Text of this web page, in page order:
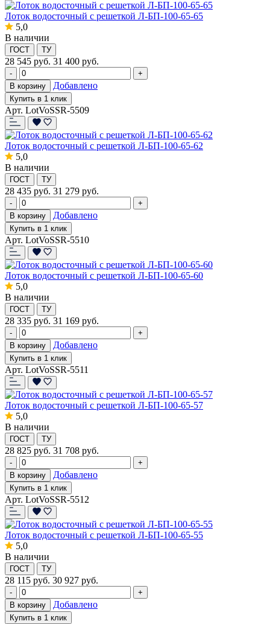
Лоток водосточный с решеткой Л-БП-100-65-65
5,0
В наличии
ГОСТ ТУ
28 545 руб. 31 400 руб.
-
+
В корзину
Добавлено
Купить в 1 клик
Арт. LotVoSSR-5509
Лоток водосточный с решеткой Л-БП-100-65-62
5,0
В наличии
ГОСТ ТУ
28 435 руб. 31 279 руб.
-
+
В корзину
Добавлено
Купить в 1 клик
Арт. LotVoSSR-5510
Лоток водосточный с решеткой Л-БП-100-65-60
5,0
В наличии
ГОСТ ТУ
28 335 руб. 31 169 руб.
-
+
В корзину
Добавлено
Купить в 1 клик
Арт. LotVoSSR-5511
Лоток водосточный с решеткой Л-БП-100-65-57
5,0
В наличии
ГОСТ ТУ
28 825 руб. 31 708 руб.
-
+
В корзину
Добавлено
Купить в 1 клик
Арт. LotVoSSR-5512
Лоток водосточный с решеткой Л-БП-100-65-55
5,0
В наличии
ГОСТ ТУ
28 115 руб. 30 927 руб.
-
+
В корзину
Добавлено
Купить в 1 клик